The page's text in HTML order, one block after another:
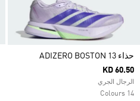
حذاء ADIZERO BOSTON 13
KD 60.50
الرجال الجري
14 Colours